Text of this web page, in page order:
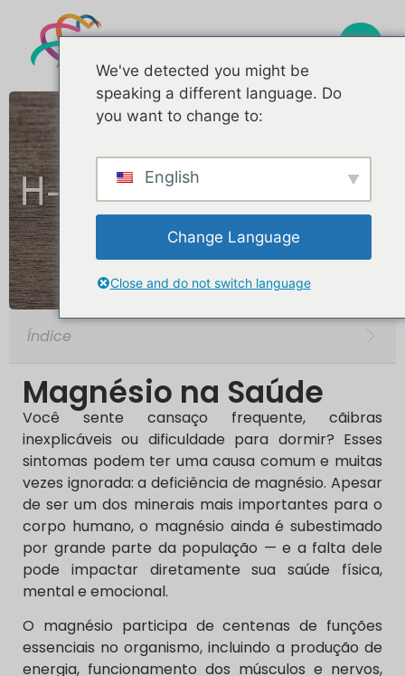
Índice
Magnésio na Saúde
Você sente cansaço frequente, cãibras
inexplicáveis ou dificuldade para dormir? Esses
sintomas podem ter uma causa comum e muitas
vezes ignorada: a deficiência de magnésio. Apesar
de ser um dos minerais mais importantes para o
corpo humano, o magnésio ainda é subestimado
por grande parte da população — e a falta dele
pode impactar diretamente sua saúde física,
mental e emocional.
O magnésio participa de centenas de funções
essenciais no organismo, incluindo a produção de
energia, funcionamento dos músculos e nervos,
We've detected you might be
speaking a different language. Do
you want to change to:
English
Change Language
Close and do not switch language